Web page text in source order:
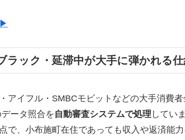
ラック・延滞中が大手に弾かれる
アイフル・SMBCモビットなどの大手消費
ータ照合を 自動審査システムで処理 してい
で、小布施町在住であっても収入や返済能